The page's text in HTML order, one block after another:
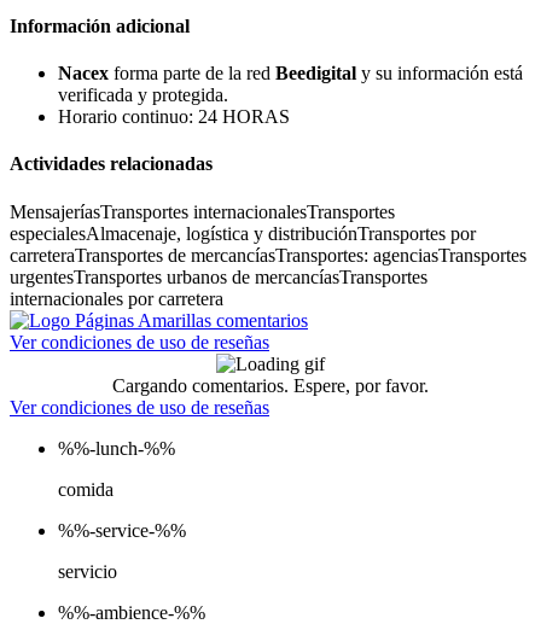
Información adicional
Nacex forma parte de la red Beedigital y su información está
verificada y protegida.
Horario continuo: 24 HORAS
Actividades relacionadas
MensajeríasTransportes internacionalesTransportes
especialesAlmacenaje, logística y distribuciónTransportes por
carreteraTransportes de mercancíasTransportes: agenciasTransportes
urgentesTransportes urbanos de mercancíasTransportes
internacionales por carretera
Ver condiciones de uso de reseñas
Cargando comentarios. Espere, por favor.
Ver condiciones de uso de reseñas
%%-lunch-%%
comida
%%-service-%%
servicio
%%-ambience-%%